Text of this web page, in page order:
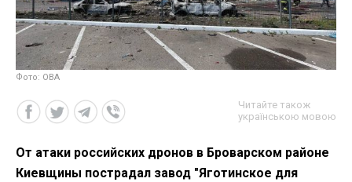
Фото: ОВА
Читайте також
українською мовою
От атаки российских дронов в Броварском районе
Киевщины пострадал завод "Яготинское для